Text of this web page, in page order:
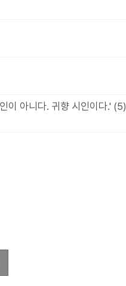
이 아니다. 귀향 시인이다.' (5)